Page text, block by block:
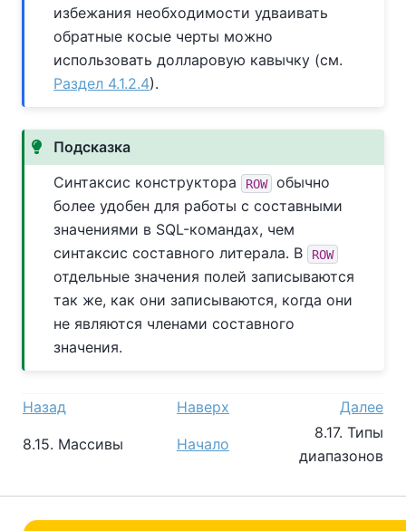
избежания необходимости удваивать
обратные косые черты можно
использовать долларовую кавычку (см.
Раздел 4.1.2.4).
Подсказка
Синтаксис конструктора
ROW
обычно
более удобен для работы с составными
значениями в SQL-командах, чем
синтаксис составного литерала. В
ROW
отдельные значения полей записываются
так же, как они записываются, когда они
не являются членами составного
значения.
Назад Наверх Далее
8.15. Массивы Начало
8.17. Типы
диапазонов